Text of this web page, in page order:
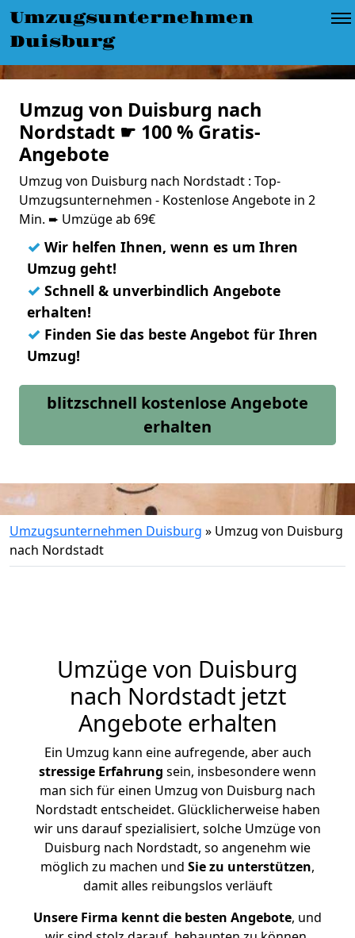
Umzugsunternehmen
Duisburg
Umzug von Duisburg nach
Nordstadt ☛ 100 % Gratis-
Angebote
Umzug von Duisburg nach Nordstadt : Top-
Umzugsunternehmen - Kostenlose Angebote in 2
Min. ➨ Umzüge ab 69€
✓ Wir helfen Ihnen, wenn es um Ihren
Umzug geht!
✓ Schnell & unverbindlich Angebote
erhalten!
✓ Finden Sie das beste Angebot für Ihren
Umzug!
blitzschnell kostenlose Angebote
erhalten
Umzugsunternehmen Duisburg » Umzug von Duisburg
nach Nordstadt
Umzüge von Duisburg
nach Nordstadt jetzt
Angebote erhalten
Ein Umzug kann eine aufregende, aber auch
stressige Erfahrung sein, insbesondere wenn
man sich für einen Umzug von Duisburg nach
Nordstadt entscheidet. Glücklicherweise haben
wir uns darauf spezialisiert, solche Umzüge von
Duisburg nach Nordstadt, so angenehm wie
möglich zu machen und Sie zu unterstützen,
damit alles reibungslos verläuft
Unsere Firma kennt die besten Angebote, und